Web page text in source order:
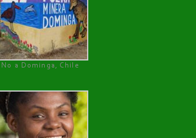
No a Dominga, Chile